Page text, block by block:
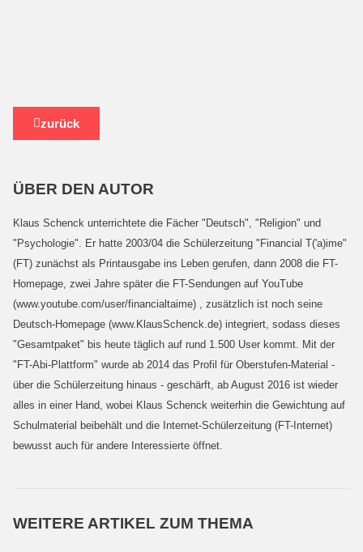
zurück
ÜBER DEN AUTOR
Klaus Schenck unterrichtete die Fächer "Deutsch", "Religion" und
"Psychologie". Er hatte 2003/04 die Schülerzeitung "Financial T('a)ime"
(FT) zunächst als Printausgabe ins Leben gerufen, dann 2008 die FT-
Homepage, zwei Jahre später die FT-Sendungen auf YouTube
(www.youtube.com/user/financialtaime) , zusätzlich ist noch seine
Deutsch-Homepage (www.KlausSchenck.de) integriert, sodass dieses
"Gesamtpaket" bis heute täglich auf rund 1.500 User kommt. Mit der
"FT-Abi-Plattform" wurde ab 2014 das Profil für Oberstufen-Material -
über die Schülerzeitung hinaus - geschärft, ab August 2016 ist wieder
alles in einer Hand, wobei Klaus Schenck weiterhin die Gewichtung auf
Schulmaterial beibehält und die Internet-Schülerzeitung (FT-Internet)
bewusst auch für andere Interessierte öffnet.
WEITERE ARTIKEL ZUM THEMA